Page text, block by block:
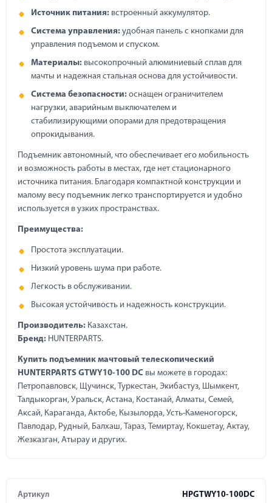
Источник питания: встроенный аккумулятор.
Система управления: удобная панель с кнопками для
управления подъемом и спуском.
Материалы: высокопрочный алюминиевый сплав для
мачты и надежная стальная основа для устойчивости.
Система безопасности: оснащен ограничителем
нагрузки, аварийным выключателем и
стабилизирующими опорами для предотвращения
опрокидывания.
Подъемник автономный, что обеспечивает его мобильность
и возможность работы в местах, где нет стационарного
источника питания. Благодаря компактной конструкции и
малому весу подъемник легко транспортируется и удобно
используется в узких пространствах.
Преимущества:
Простота эксплуатации.
Низкий уровень шума при работе.
Легкость в обслуживании.
Высокая устойчивость и надежность конструкции.
Производитель: Казахстан.
Бренд: HUNTERPARTS.
Купить подъемник мачтовый телескопический
HUNTERPARTS GTWY10-100 DC вы можете в городах:
Петропавловск, Щучинск, Туркестан, Экибастуз, Шымкент,
Талдыкорган, Уральск, Астана, Костанай, Алматы, Семей,
Аксай, Караганда, Актобе, Кызылорда, Усть-Каменогорск,
Павлодар, Рудный, Балхаш, Тараз, Темиртау, Кокшетау, Актау,
Жезказган, Атырау и других.
Артикул
HPGTWY10-100DC